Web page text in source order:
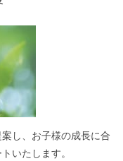
し、お子様の成長に合
いたします。